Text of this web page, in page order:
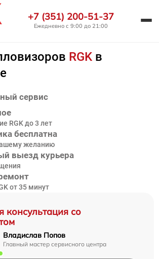
+7 (351) 200-51-37
Ежедневно с 9:00 до 21:00
RGK в
консультация со
Владислав Попов
Главный мастер сервисного центра
сервис
RGK до 3 лет
бесплатна
желанию
выезд курьера
от 35 минут